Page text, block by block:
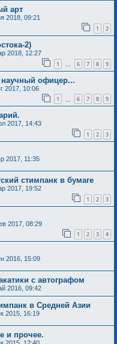
арт
2018, 09:21
1 2
2)
2018, 12:27
1 … 6 7 8 9
офицер...
2017, 10:06
1 6 7 8 9
2017, 14:43
1 2 3
2017, 11:35
стимпанк в бумаге
2017, 19:52
1 2 3
2017, 08:29
1 2 3 4
2016, 15:09
с автографом
2016, 09:42
в Средней Азии
2015, 16:19
и прочее.